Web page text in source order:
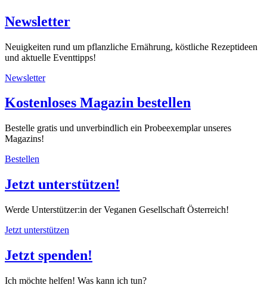
Newsletter
Neuigkeiten rund um pflanzliche Ernährung, köstliche Rezeptideen
und aktuelle Eventtipps!
Newsletter
Kostenloses Magazin bestellen
Bestelle gratis und unverbindlich ein Probeexemplar unseres
Magazins!
Bestellen
Jetzt unterstützen!
Werde Unterstützer:in der Veganen Gesellschaft Österreich!
Jetzt unterstützen
Jetzt spenden!
Ich möchte helfen! Was kann ich tun?